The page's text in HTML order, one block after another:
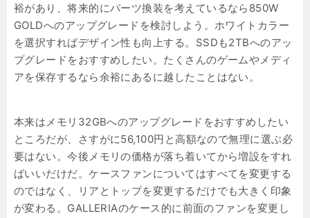
裕があり、将来的にパーツ換装を考えているなら850W
GOLDへのアップグレードを検討しよう。ホワイトカラー
を選択すればデザイン性も向上する。SSDも2TBへのアッ
プグレードをおすすめしたい。たくさんのゲームやメディ
アを保存するなら余裕にあるに越したことはない。
本来はメモリ32GBへのアップグレードをおすすめしたい
ところだが、さすがに56,100円と高額なので無理に選ぶ必
要はない。今後メモリの価格が落ち着いてから増設をすれ
ばいいだけだ。ケースファンについてはすべてを変更する
のではなく、リアとトップを変更するだけでも大きく印象
が変わる。GALLERIAのケース的に前面のファンを変更し